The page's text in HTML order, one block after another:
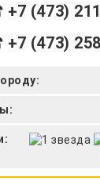
(473)
(473)